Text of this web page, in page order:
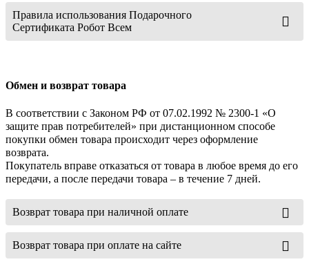
Правила использования Подарочного
Сертификата Робот Всем
Обмен и возврат товара
В соответствии с Законом РФ от 07.02.1992 № 2300-1 «О
защите прав потребителей» при дистанционном способе
покупки обмен товара происходит через оформление
возврата.
Покупатель вправе отказаться от товара в любое время до его
передачи, а после передачи товара – в течение 7 дней.
Возврат товара при наличной оплате
Возврат товара при оплате на сайте